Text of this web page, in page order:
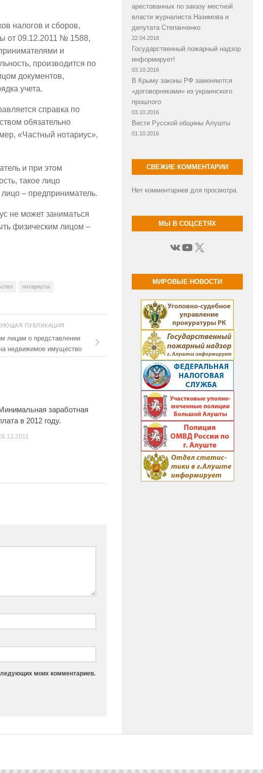
налогов и сборов,
от 09.12.2011 № 1588,
и
производится по
документов,
учета.
справка по
обязательно
«Частный нотариус»,
и при этом
такое лицо
– предприниматель.
не может заниматься
физическим лицом –
нотариусы
ПУБЛИКАЦИЯ
лицам о представлении
недвижимое имущество
заработная
в 2012 году.
моих комментариев.
арестованных по заказу местной
власти журналиста Назимова и
депутата Степанченко
22.04.2018
Государственный пожарный надзор
информирует!
03.10.2016
В Крыму законы РФ заменяются
«договорняками» из украинского
прошлого
03.10.2016
Вести Русской общины Алушты
01.10.2016
СВЕЖИЕ КОММЕНТАРИИ
Нет комментариев для просмотра.
МЫ В СОЦСЕТЯХ
ВКонтакте
YouTube
X
МИРОВЫЕ НОВОСТИ